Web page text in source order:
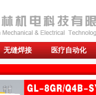
无缝焊接 医疗自动化